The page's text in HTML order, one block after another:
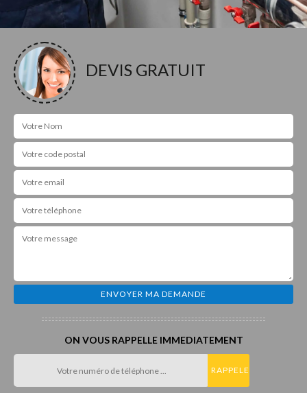
DEVIS GRATUIT
ON VOUS RAPPELLE IMMEDIATEMENT